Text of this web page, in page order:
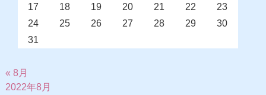
17
18 19 20 21 22
23
24
25 26 27 28 29
30
31
« 8月
2022年8月